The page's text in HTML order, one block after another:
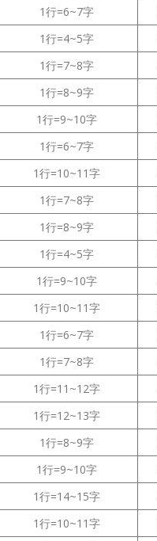
1行=6~7字
1行=4~5字
1行=7~8字
1行=8~9字
1行=9~10字
1行=6~7字
1行=10~11字
1行=7~8字
1行=8~9字
1行=4~5字
1行=9~10字
1行=10~11字
1行=6~7字
1行=7~8字
1行=11~12字
1行=12~13字
1行=8~9字
1行=9~10字
1行=14~15字
1行=10~11字